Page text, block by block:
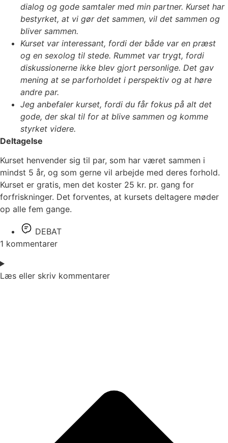
dialog og gode samtaler med min partner. Kurset har
bestyrket, at vi gør det sammen, vil det sammen og
bliver sammen.
Kurset var interessant, fordi der både var en præst
og en sexolog til stede. Rummet var trygt, fordi
diskussionerne ikke blev gjort personlige. Det gav
mening at se parforholdet i perspektiv og at høre
andre par.
Jeg anbefaler kurset, fordi du får fokus på alt det
gode, der skal til for at blive sammen og komme
styrket videre.
Deltagelse
Kurset henvender sig til par, som har været sammen i
mindst 5 år, og som gerne vil arbejde med deres forhold.
Kurset er gratis, men det koster 25 kr. pr. gang for
forfriskninger. Det forventes, at kursets deltagere møder
op alle fem gange.
DEBAT
1 kommentarer
Læs eller skriv kommentarer